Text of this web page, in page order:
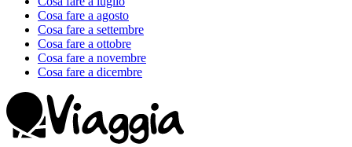
Cosa fare a agosto
Cosa fare a settembre
Cosa fare a ottobre
Cosa fare a novembre
Cosa fare a dicembre